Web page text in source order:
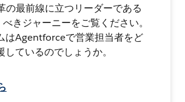
の最前線に立つリーダーである
きジャーニーをご覧ください。
はAgentforceで営業担当者をど
ているのでしょうか。